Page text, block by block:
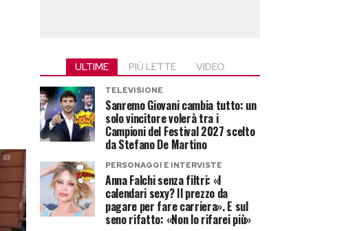
ULTIME PIÙ LETTE VIDEO
TELEVISIONE
Sanremo Giovani cambia tutto: un
solo vincitore volerà tra i
Campioni del Festival 2027 scelto
da Stefano De Martino
PERSONAGGI E INTERVISTE
Anna Falchi senza filtri: «I
calendari sexy? Il prezzo da
pagare per fare carriera». E sul
seno rifatto: «Non lo rifarei più»